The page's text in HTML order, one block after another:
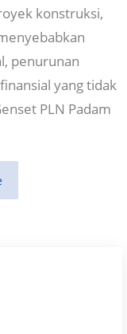
konstruksi,
penurunan
yang tidak
PLN Padam